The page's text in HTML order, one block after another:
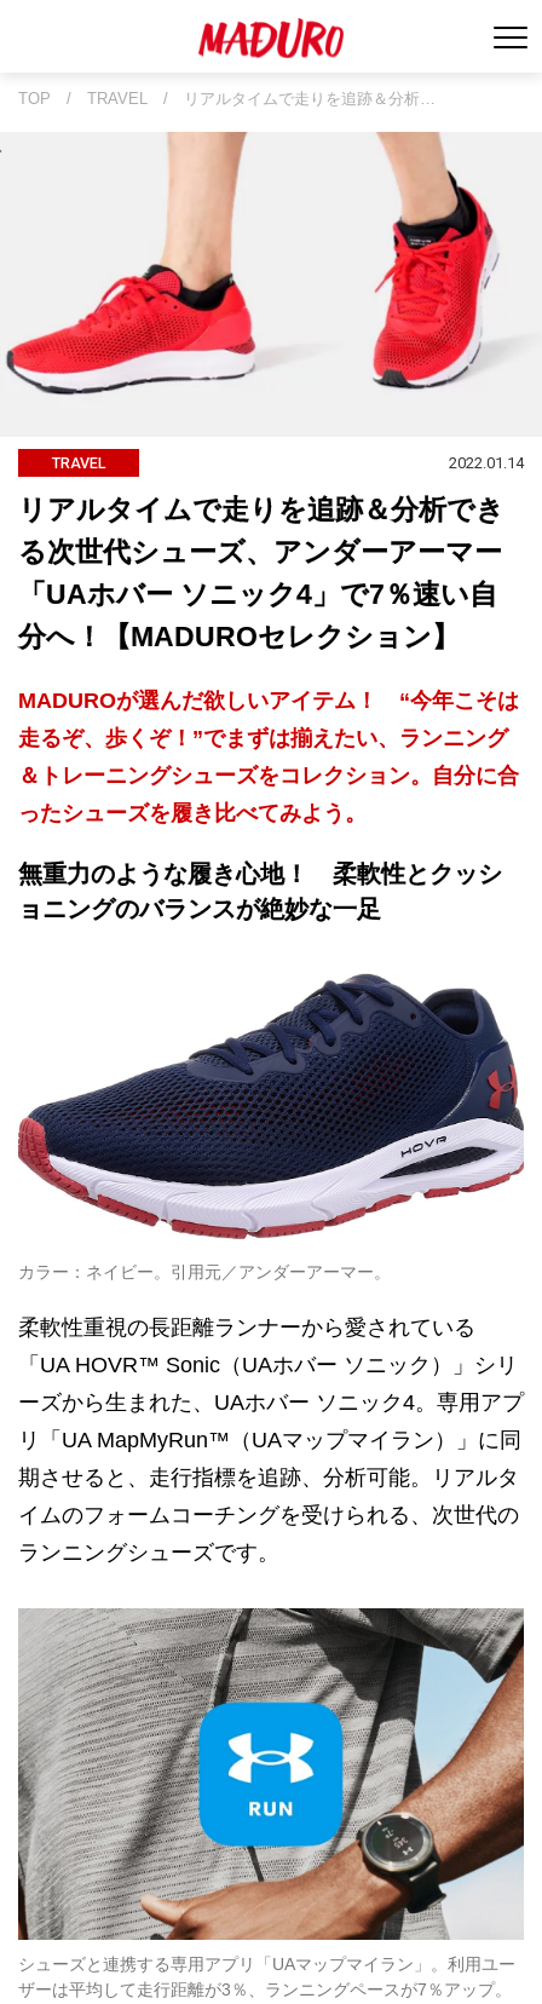
TOP / TRAVEL / リアルタイムで走りを追跡＆分析…
TRAVEL 2022.01.14
リアルタイムで走りを追跡＆分析でき
る次世代シューズ、アンダーアーマー
「UAホバー ソニック4」で7％速い自
分へ！【MADUROセレクション】
MADUROが選んだ欲しいアイテム！ “今年こそは
走るぞ、歩くぞ！”でまずは揃えたい、ランニング
＆トレーニングシューズをコレクション。自分に合
ったシューズを履き比べてみよう。
無重力のような履き心地！ 柔軟性とクッシ
ョニングのバランスが絶妙な一足
カラー：ネイビー。引用元／アンダーアーマー。
柔軟性重視の長距離ランナーから愛されている
「UA HOVR™ Sonic（UAホバー ソニック）」シリ
ーズから生まれた、UAホバー ソニック4。専用アプ
リ「UA MapMyRun™（UAマップマイラン）」に同
期させると、走行指標を追跡、分析可能。リアルタ
イムのフォームコーチングを受けられる、次世代の
ランニングシューズです。
シューズと連携する専用アプリ「UAマップマイラン」。利用ユー
ザーは平均して走行距離が3％、ランニングペースが7％アップ。